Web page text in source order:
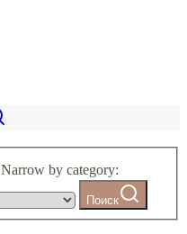
Narrow by category:
Поиск